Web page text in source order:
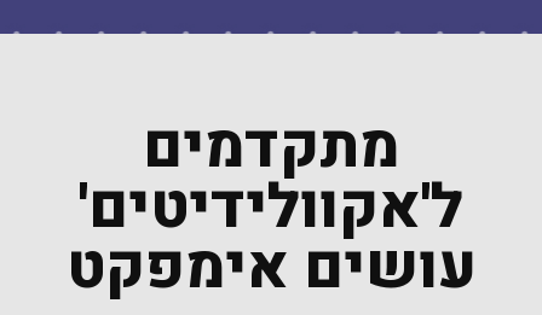
מתקדמים
ל'אקוולידיטים'
עושים אימפקט